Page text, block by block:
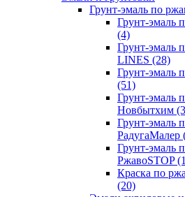
Грунт-эмаль по
Грунт-эмаль
(4)
Грунт-эмаль
LINES (28)
Грунт-эмаль
(51)
Грунт-эмаль
Новбытхим
Грунт-эмаль
РадугаМалер
Грунт-эмаль
РжавоSTOP
Краска по
(20)